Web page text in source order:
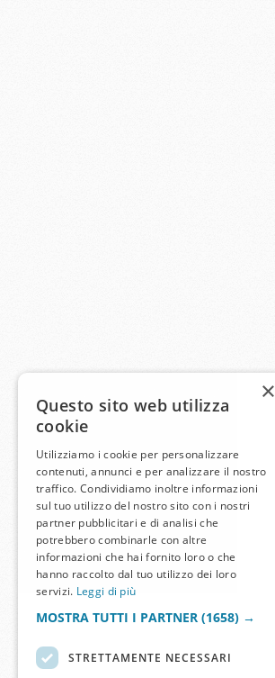
×
Questo sito web utilizza
cookie
Utilizziamo i cookie per personalizzare
contenuti, annunci e per analizzare il nostro
traffico. Condividiamo inoltre informazioni
sul tuo utilizzo del nostro sito con i nostri
partner pubblicitari e di analisi che
potrebbero combinarle con altre
informazioni che hai fornito loro o che
hanno raccolto dal tuo utilizzo dei loro
servizi. Leggi di più
MOSTRA TUTTI I PARTNER (1658) →
STRETTAMENTE NECESSARI